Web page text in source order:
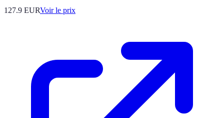
127.9 EURVoir le prix